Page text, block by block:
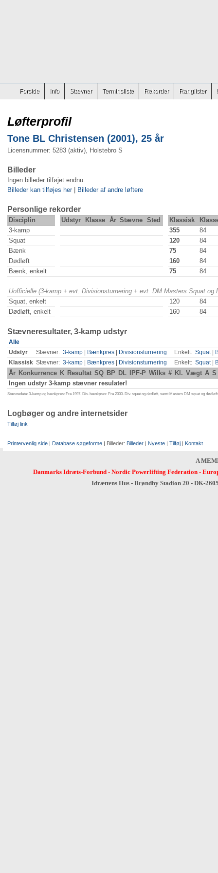
Forside Info Stævner Terminsliste Rekorder Ranglister
Løfterprofil
Tone BL Christensen (2001), 25 år
Licensnummer: 5283 (aktiv), Holstebro S
Billeder
Ingen billeder tilføjet endnu.
Billeder kan tilføjes her| Billeder af andre løftere
Personlige rekorder
Disciplin Udstyr Klasse År Stævne Sted Klassisk
3-kamp
355
84
Squat
120
84
Bænk
75
84
Dødløft
160
84
Bænk, enkelt
75 84
Uofficielle (3-kamp + evt. Divisionsturnering + evt. DM Masters Squat
Squat, enkelt
120
84
Dødløft, enkelt
160 84
Stævneresultater, 3-kamp udstyr
Alle
Udstyr
Stævner: 3-kamp Bænkpres Divisionsturnering Enkelt: Squat|
Klassisk Stævner: 3-kamp Bænkpres Divisionsturnering Enkelt: Squat|
År Konkurrence K Resultat SQ BP DL IPF-P Wilks # Kl. Vægt A S
Ingen udstyr 3-kamp stævner resulater!
Stævnedata: 3-kamp og bænkpres: Fra 1997. Div. bænkpres: Fra 2000. Div. squat og dødløft, samt Masters DM squat og
Logbøger og andre internetsider
Tilføj link
Printervenlig side | Database søgeforme | Billeder: Billeder | Nyeste | Tilføj | Kontakt
A
Danmarks Idræts-Forbund- Nordic Powerlifting Federation-
Idrættens Hus - Brøndby Stadion 20 - DK-